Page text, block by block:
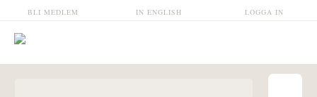
Hoppa till huvudinnehåll LOGGA IN
IN ENGLISH
BLI MEDLEM